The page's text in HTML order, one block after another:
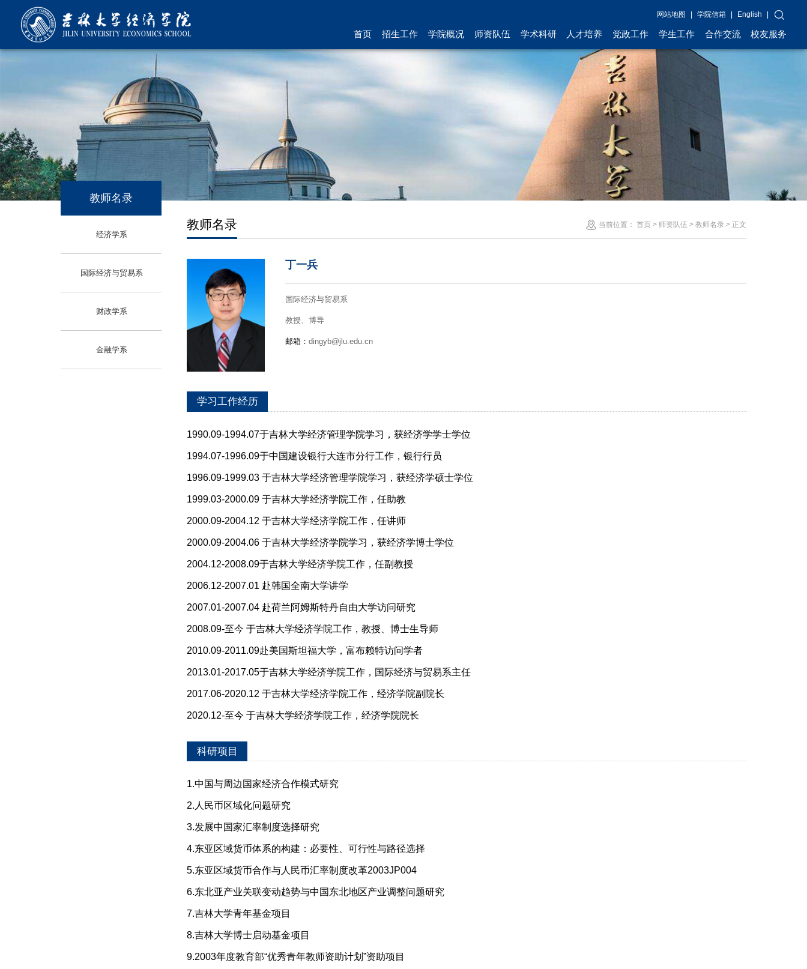
网站地图 学院信箱 English
首页 招生工作 学院概况 师资队伍 学术科研 人才培养 党政工作 学生工作 合作交流 校友服务
教师名录
经济学系
国际经济与贸易系
财政学系
金融学系
当前位置：首页 > 师资队伍 >教师名录 > 正文
教师名录
丁一兵
国际经济与贸易系
教授、博导
邮箱： dingyb@jlu.edu.cn
学习工作经历
1990.09-1994.07于吉林大学经济管理学院学习，获经济学学士学位
1994.07-1996.09于中国建设银行大连市分行工作，银行行员
1996.09-1999.03 于吉林大学经济管理学院学习，获经济学硕士学位
1999.03-2000.09 于吉林大学经济学院工作，任助教
2000.09-2004.12 于吉林大学经济学院工作，任讲师
2000.09-2004.06 于吉林大学经济学院学习，获经济学博士学位
2004.12-2008.09于吉林大学经济学院工作，任副教授
2006.12-2007.01 赴韩国全南大学讲学
2007.01-2007.04 赴荷兰阿姆斯特丹自由大学访问研究
2008.09-至今 于吉林大学经济学院工作，教授、博士生导师
2010.09-2011.09赴美国斯坦福大学，富布赖特访问学者
2013.01-2017.05于吉林大学经济学院工作，国际经济与贸易系主任
2017.06-2020.12 于吉林大学经济学院工作，经济学院副院长
2020.12-至今 于吉林大学经济学院工作，经济学院院长
科研项目
1.中国与周边国家经济合作模式研究
2.人民币区域化问题研究
3.发展中国家汇率制度选择研究
4.东亚区域货币体系的构建：必要性、可行性与路径选择
5.东亚区域货币合作与人民币汇率制度改革2003JP004
6.东北亚产业关联变动趋势与中国东北地区产业调整问题研究
7.吉林大学青年基金项目
8.吉林大学博士启动基金项目
9.2003年度教育部“优秀青年教师资助计划”资助项目